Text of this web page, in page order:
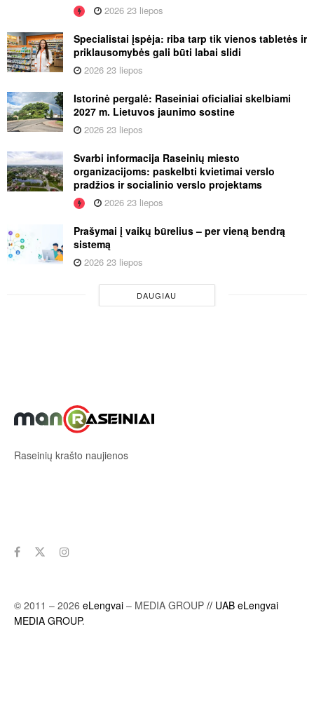
2026 23 liepos
Specialistai įspėja: riba tarp tik vienos tabletės ir
priklausomybės gali būti labai slidi
2026 23 liepos
Istorinė pergalė: Raseiniai oficialiai skelbiami
2027 m. Lietuvos jaunimo sostine
2026 23 liepos
Svarbi informacija Raseinių miesto
organizacijoms: paskelbti kvietimai verslo
pradžios ir socialinio verslo projektams
2026 23 liepos
Prašymai į vaikų būrelius – per vieną bendrą
sistemą
2026 23 liepos
DAUGIAU
Raseinių krašto naujienos
© 2011 – 2026 eLengvai – MEDIA GROUP // UAB eLengvai
MEDIA GROUP.